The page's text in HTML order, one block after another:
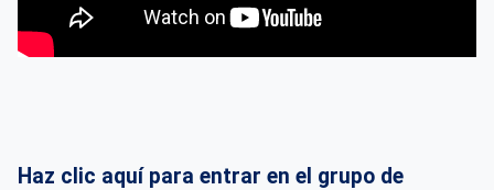
Haz clic aquí para entrar en el grupo de